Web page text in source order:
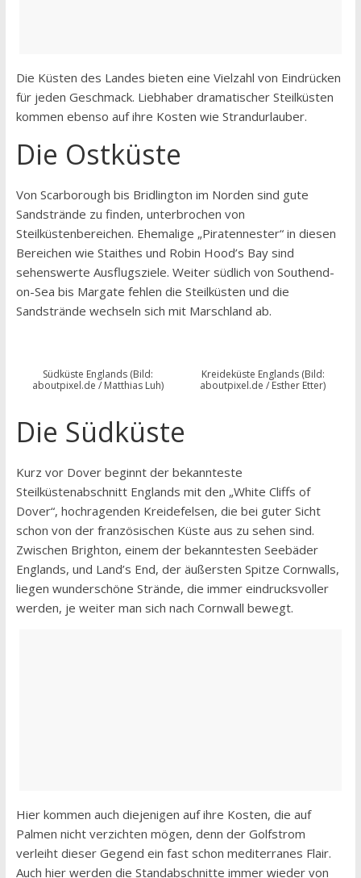
Die Küsten des Landes bieten eine Vielzahl von Eindrücken
für jeden Geschmack. Liebhaber dramatischer Steilküsten
kommen ebenso auf ihre Kosten wie Strandurlauber.
Die Ostküste
Von Scarborough bis Bridlington im Norden sind gute
Sandstrände zu finden, unterbrochen von
Steilküstenbereichen. Ehemalige „Piratennester“ in diesen
Bereichen wie Staithes und Robin Hood’s Bay sind
sehenswerte Ausflugsziele. Weiter südlich von Southend-
on-Sea bis Margate fehlen die Steilküsten und die
Sandstrände wechseln sich mit Marschland ab.
Südküste Englands (Bild:
aboutpixel.de / Matthias Luh)
Kreideküste Englands (Bild:
aboutpixel.de / Esther Etter)
Die Südküste
Kurz vor Dover beginnt der bekannteste
Steilküstenabschnitt Englands mit den „White Cliffs of
Dover“, hochragenden Kreidefelsen, die bei guter Sicht
schon von der französischen Küste aus zu sehen sind.
Zwischen Brighton, einem der bekanntesten Seebäder
Englands, und Land’s End, der äußersten Spitze Cornwalls,
liegen wunderschöne Strände, die immer eindrucksvoller
werden, je weiter man sich nach Cornwall bewegt.
Hier kommen auch diejenigen auf ihre Kosten, die auf
Palmen nicht verzichten mögen, denn der Golfstrom
verleiht dieser Gegend ein fast schon mediterranes Flair.
Auch hier werden die Standabschnitte immer wieder von